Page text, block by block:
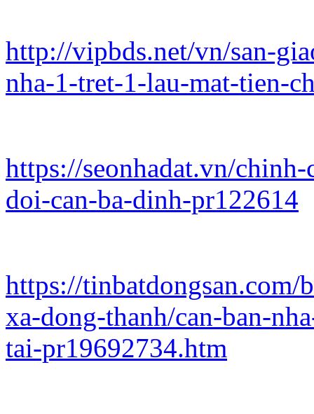
http://vipbds.net/vn/san-
nha-1-tret-1-lau-mat-tien-
https://seonhadat.vn/
doi-can-ba-dinh-pr122614
https://tinbatdongsan.com/
xa-dong-thanh/can-ban-
tai-pr19692734.htm